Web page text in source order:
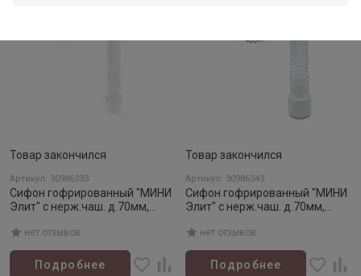
Товар закончился
Артикул: 30986333
Сифон гофрированный "МИНИ
Элит" с нерж.чаш. д.70мм,
нет отзывов
Подробнее
Товар закончился
Артикул: 30986343
Сифон гофрированный "МИНИ
Элит" с нерж.чаш. д.70мм,
нет отзывов
Подробнее